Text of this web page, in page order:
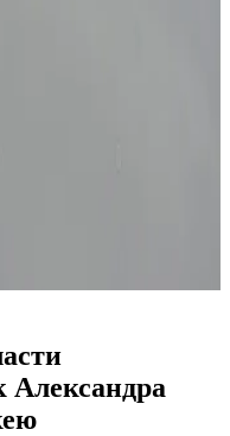
Александра